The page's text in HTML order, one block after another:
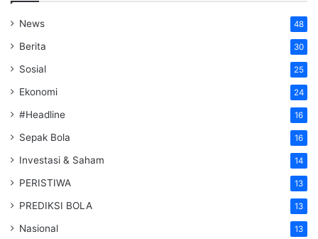
News 48
Berita 30
Sosial 25
Ekonomi 24
#Headline 16
Sepak Bola 16
Investasi & Saham 14
PERISTIWA 13
PREDIKSI BOLA 13
Nasional 13